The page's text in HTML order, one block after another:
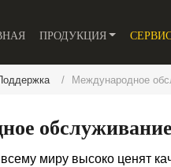
ПРОДУКЦИЯ
Международное
обслуживание
миру высоко ценят